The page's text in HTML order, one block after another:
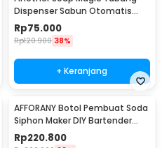
Dispenser Sabun Otomatis
400ml - AD-03
Rp75.000
Rp120.900 38%
+ Keranjang
AFFORANY Botol Pembuat Soda
Siphon Maker DIY Bartender
CO2 1L - SD-MY
Rp220.800